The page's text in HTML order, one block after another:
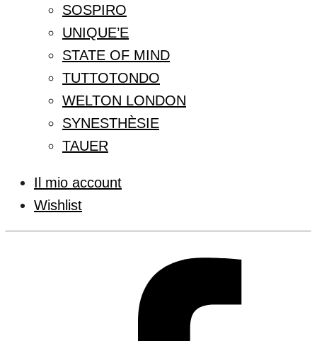
SOSPIRO
UNIQUE’E
STATE OF MIND
TUTTOTONDO
WELTON LONDON
SYNESTHÈSIE
TAUER
Il mio account
Wishlist